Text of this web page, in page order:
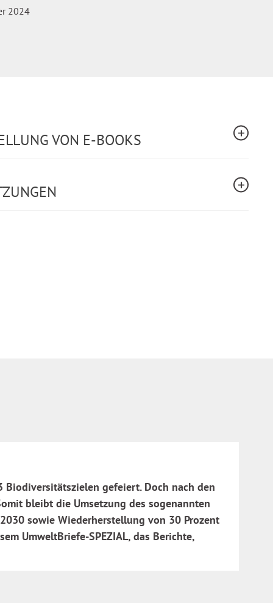
2024
VON E-BOOKS
gefeiert. Doch nach den
bleibt die Umsetzung des sogenannten
sowie Wiederherstellung von 30 Prozent
UmweltBriefe-SPEZIAL, das Berichte,